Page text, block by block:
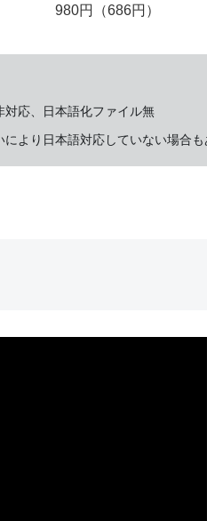
980円（686円）
応、日本語化ファイル無
より日本語対応していない場合も